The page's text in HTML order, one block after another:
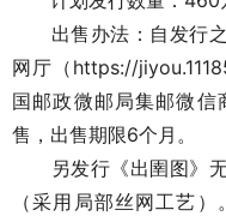
出售办法：自发行之
网厅（https://
国邮政微邮局集邮微信
售，出售期限6个月。
另发行《出圉图》无
（采用局部丝网工艺